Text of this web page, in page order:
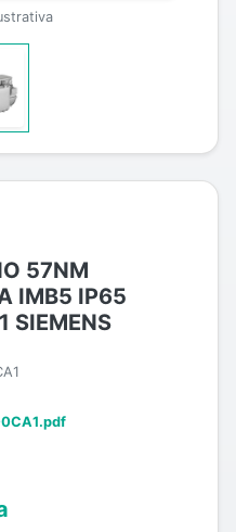
57NM
IMB5 IP65
SIEMENS